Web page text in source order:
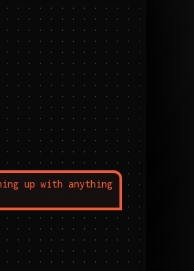
. . . . . . . . . . . . . . . . . . . . . . . . . . . . . . . . . . . . . . . . . . . . . . . . . . . . . . . . . . . . . . . . . . . . . . . . . . . . . . . . . . . . . . . . . . . . . . . . . . . . . . . . . . . . . . . . . . . . . . . . . . . . . . . . . . . . . . . . . . . . . . . . . . . . . . . . . . . . . . . . . . . . . . . . . . . . . . . . . . . . . . . . . . . . . . . . . . . . . . . . . . . . . . . . . . . . . . . . . . . . . . . . . . . . . . . . . . . . . . . . . . . . . . . . . . . . . . . . . . . . . . . . . . . . . . . . . . . . . . . . . . . . . . . . . . . . . . . . . . . . . . . . . . . . . . . . . . . . . . . . . . . . . . . . . . . . . . . . . . . . . . . . . . . . . . . . . . . . . . . . . . . . . . . . . . . . . . . . . . . . . . . . . . . . . . . . . . . . . . . . . . . . . . . . . . . . . . . . . . . . . . . . . . . . . . . . . . . . . . . . . . . . . . . . . . . . . . . . . . . . . . . . . . . . . . . . . . . . . . . . . . . . . . . . . . . . . . . . . . . . . . . . . . . . . . . . . . . . . . . . . . . . . . . . . . . . . . . . . . . . . . . . . . . . . . . . . . . . . . . . . . . . . . . . . . . . . . . . . . . . . . . . . . . . . . . . . . . . . . . . . . . . . . . . . . . . . . . . . . . . . . . . . . . . . . . . . . . . . . . . . . . . . . . . . . . . . . . . . . . . . . . . . . . . . . . . . . . . . . . . . . . . . . . . . . . . . . . . . . . . . . . . . . . . . . . . . . . . . . . . . . . . . . . . . . . . . . . . . . . . . . . . . . . . . . . . . . . . . . . . . . . . . . . . . . . . . . . . . . . . . . . . . . . . . . . . . . . . . . . . . . . . . . . . . . . . . . . . . . . . . . . . . . . . . . . . . . . . . . . . . . . . . . . . . . . . . . . . . . . . . . . . . . . . . . . . . . . . . . . . . . . . . . . . . . . . . . . . . . . . . . . . . . . . . . . . . . . . . . . . . . . . . . . . . . . . . . . . . . . . . . . . . . . . . . . . . . . . . . . . . . . . . . . . . . . . . . . . . . . . . . . . . . . . . . . . . . . . . . . . . . . . . . . . . . . . . . . . . . . . . . . . . . . . . . . . . . . . . . . . . . . . . . . . . . . . . . . . . . . . . . . . . . . . . . . . . . . . . . . . . . . . . . . . . . . . . . . . . . . . . . . . . . . . . . . . . . . . . . . . . . . . . . . . . . . . . . . . . . . . . . . . . . . . . . . . . . . . . . . . . . . . . . . . . . . . . . . . . . . . . . . . . . . . . . . . . . . . . . . . . . . . . . . . . . . . . . . . . . . . . . . . . . . . . . . . . . . . . . . . . . . . . . . . . . . . . . . . . . . . . . . . . . . . . . . . . . . . . . . . . . . . . . . . . . . . . . . . . . .
up with anything